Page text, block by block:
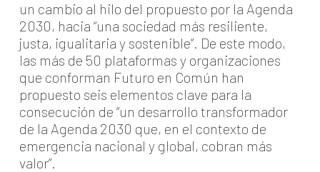
un cambio al hilo del propuesto por la Agenda
2030, hacia “una sociedad más resiliente,
justa, igualitaria y sostenible”. De este modo,
las más de 50 plataformas y organizaciones
que conforman Futuro en Común han
propuesto seis elementos clave para la
consecución de “un desarrollo transformador
de la Agenda 2030 que, en el contexto de
emergencia nacional y global, cobran más
valor”.